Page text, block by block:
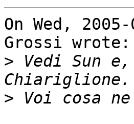
On Wed,
Grossi wrote:
> Vedi Sun
>